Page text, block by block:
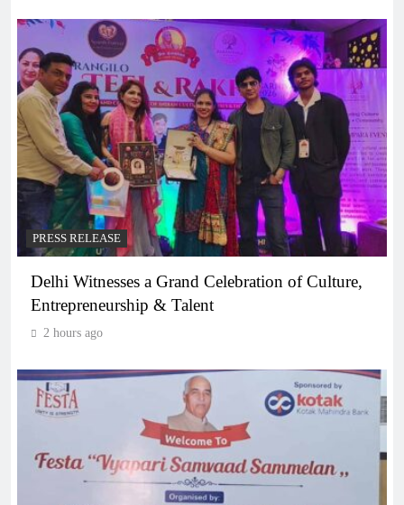
PRESS RELEASE
Delhi Witnesses a Grand Celebration of Culture,
Entrepreneurship & Talent
2 hours ago